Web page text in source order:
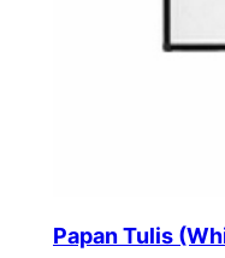
Papan Tulis